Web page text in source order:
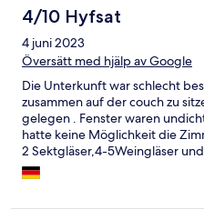
4/10 Hyfsat
4 juni 2023
Översätt med hjälp av Google
Die Unterkunft war schlecht
zusammen auf der couch zu
gelegen . Fenster waren
hatte keine Möglichkeit die
2 Sektgläser,4-5Weingläser
war alles voller
der Mülleimer war sehr dreckig